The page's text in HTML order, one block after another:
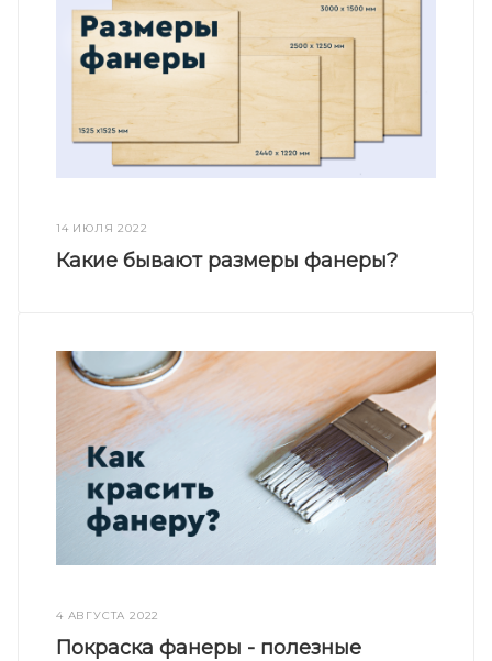
14 ИЮЛЯ 2022
Какие бывают размеры фанеры?
4 АВГУСТА 2022
Покраска фанеры - полезные